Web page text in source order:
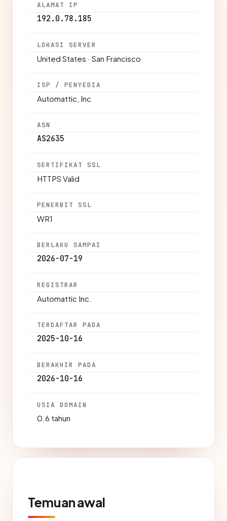
ALAMAT IP
192.0.78.185
LOKASI SERVER
United States · San Francisco
ISP / PENYEDIA
Automattic, Inc
ASN
AS2635
SERTIFIKAT SSL
HTTPS Valid
PENERBIT SSL
WR1
BERLAKU SAMPAI
2026-07-19
REGISTRAR
Automattic Inc.
TERDAFTAR PADA
2025-10-16
BERAKHIR PADA
2026-10-16
USIA DOMAIN
0.6 tahun
Temuan awal